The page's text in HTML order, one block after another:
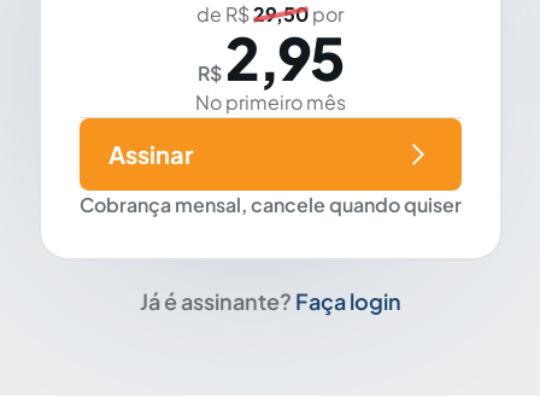
de R$29,50por
R$ 2,95
No primeiro mês
Cobrança mensal, cancele quando quiser
Assinar
Já é assinante? Faça login